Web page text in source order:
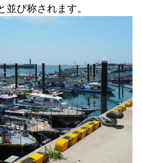
び称されます。